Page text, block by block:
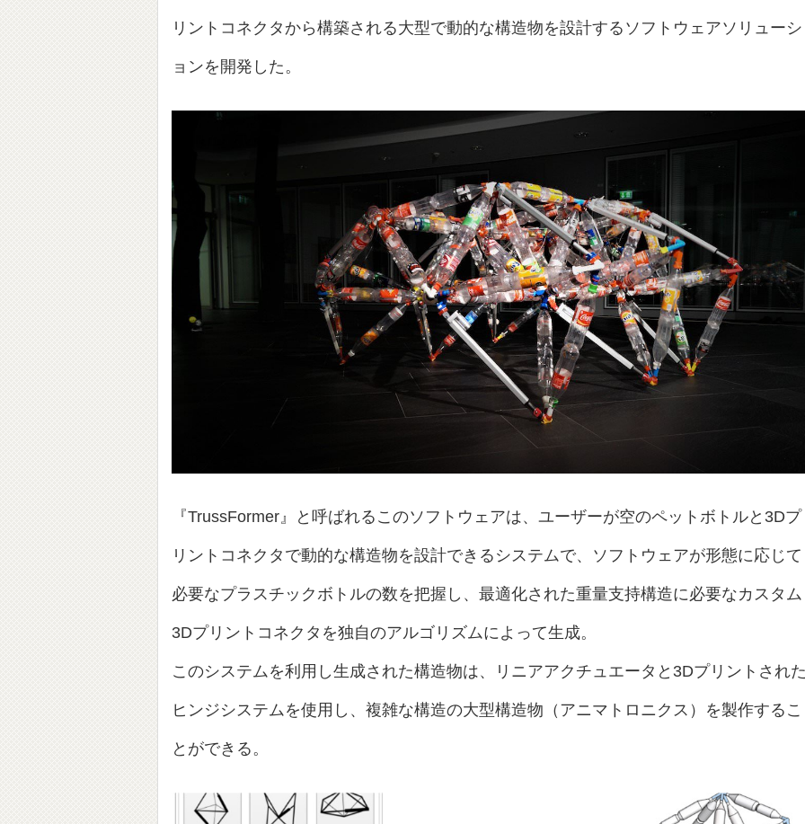
リントコネクタから構築される大型で動的な構造物を設計するソフトウェアソリューシ
ョンを開発した。
『TrussFormer』と呼ばれるこのソフトウェアは、ユーザーが空のペットボトルと3Dプ
リントコネクタで動的な構造物を設計できるシステムで、ソフトウェアが形態に応じて
必要なプラスチックボトルの数を把握し、最適化された重量支持構造に必要なカスタム
3Dプリントコネクタを独自のアルゴリズムによって生成。
このシステムを利用し生成された構造物は、リニアアクチュエータと3Dプリントされ
ヒンジシステムを使用し、複雑な構造の大型構造物（アニマトロニクス）を製作するこ
とができる。